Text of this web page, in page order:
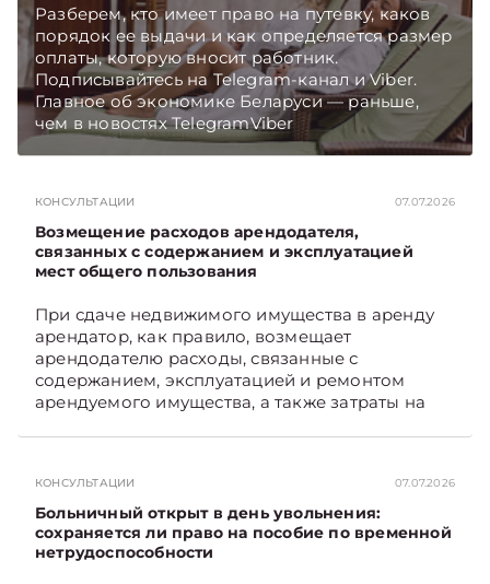
Разберем, кто имеет право на путевку, каков
порядок ее выдачи и как определяется размер
оплаты, которую вносит работник.
Подписывайтесь на Telegram‑канал и Viber.
Главное об экономике Беларуси — раньше,
чем в новостях TelegramViber
КОНСУЛЬТАЦИИ 07.07.2026
Возмещение расходов арендодателя,
связанных с содержанием и эксплуатацией
мест общего пользования
При сдаче недвижимого имущества в аренду
арендатор, как правило, возмещает
арендодателю расходы, связанные с
содержанием, эксплуатацией и ремонтом
арендуемого имущества, а также затраты на
связанных с содержанием и эксплуатацией
мест общего пользования, в частности –
контрольно-­пропускного пункта? Рассмотрим
порядок их распределения. Подписывайтесь
КОНСУЛЬТАЦИИ 07.07.2026
Больничный открыт в день увольнения:
сохраняется ли право на пособие по временной
нетрудоспособности